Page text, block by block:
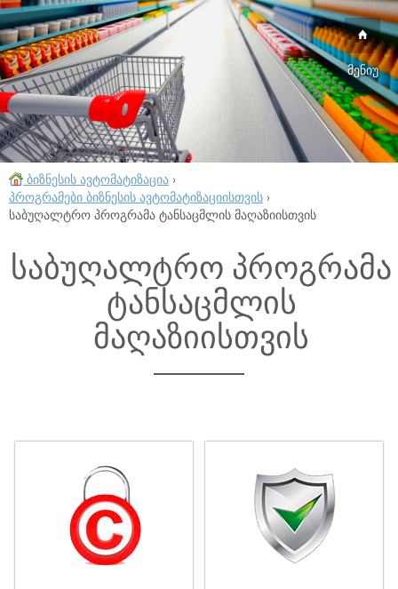
მენიუ
ბიზნესის ავტომატიზაცია ›
პროგრამები ბიზნესის ავტომატიზაციისთვის ›
საბუღალტრო პროგრამა ტანსაცმლის მაღაზიისთვის
საბუღალტრო პროგრამა
ტანსაცმლის
მაღაზიისთვის